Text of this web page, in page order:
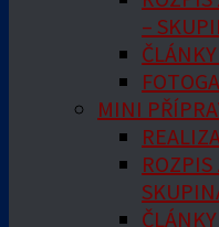
–
MINI